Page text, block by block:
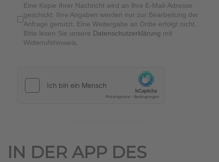
Eine Kopie Ihrer Nachricht wird an Ihre E-Mail-Adresse
geschickt. Ihre Angaben werden nur zur Bearbeitung der
Anfrage genutzt. Eine Weitergabe an Dritte erfolgt nicht.
Bitte lesen Sie unsere Datenschutzerklärung mit
Widerrufshinweis.
IN DER APP DES